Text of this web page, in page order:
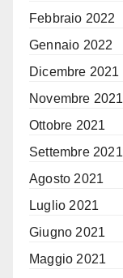
Febbraio 2022
Gennaio 2022
Dicembre 2021
Novembre 2021
Ottobre 2021
Settembre 2021
Agosto 2021
Luglio 2021
Giugno 2021
Maggio 2021